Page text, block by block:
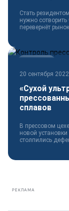
Стать
нужно сотворить
перевернёт
20 сентября 2022
«Сухой
сплавов
В прессовом
новой
столпились
РЕКЛАМА